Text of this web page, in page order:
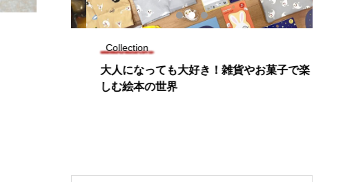
Collection
大人になっても大好き！雑貨やお菓子で楽
しむ絵本の世界